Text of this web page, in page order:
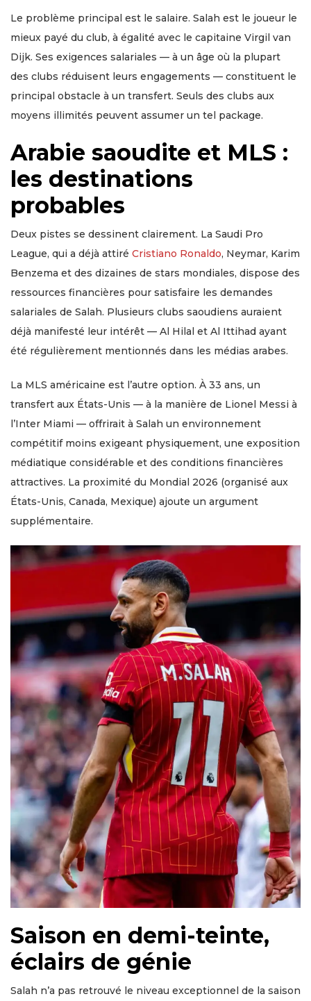
Le problème principal est le salaire. Salah est le joueur le
mieux payé du club, à égalité avec le capitaine Virgil van
Dijk. Ses exigences salariales — à un âge où la plupart
des clubs réduisent leurs engagements — constituent le
principal obstacle à un transfert. Seuls des clubs aux
moyens illimités peuvent assumer un tel package.
Arabie saoudite et MLS :
les destinations
probables
Deux pistes se dessinent clairement. La Saudi Pro
League, qui a déjà attiré Cristiano Ronaldo, Neymar, Karim
Benzema et des dizaines de stars mondiales, dispose des
ressources financières pour satisfaire les demandes
salariales de Salah. Plusieurs clubs saoudiens auraient
déjà manifesté leur intérêt — Al Hilal et Al Ittihad ayant
été régulièrement mentionnés dans les médias arabes.
La MLS américaine est l’autre option. À 33 ans, un
transfert aux États-Unis — à la manière de Lionel Messi à
l’Inter Miami — offrirait à Salah un environnement
compétitif moins exigeant physiquement, une exposition
médiatique considérable et des conditions financières
attractives. La proximité du Mondial 2026 (organisé aux
États-Unis, Canada, Mexique) ajoute un argument
supplémentaire.
Saison en demi-teinte,
éclairs de génie
Salah n’a pas retrouvé le niveau exceptionnel de la saison